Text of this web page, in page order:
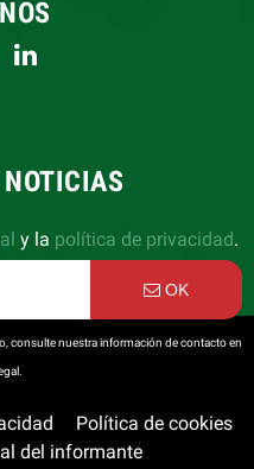
y la política de privacidad.
OK
consulte nuestra información de contacto en
Política de cookies
del informante